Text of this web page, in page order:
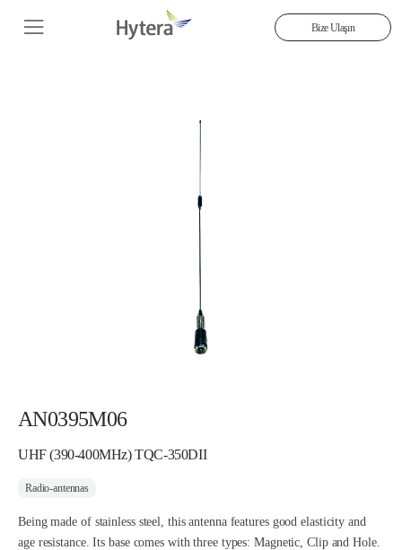
Bize Ulaşın
AN0395M06
UHF (390-400MHz) TQC-350DII
Radio-antennas
Being made of stainless steel, this antenna features good elasticity and
age resistance. Its base comes with three types: Magnetic, Clip and Hole.